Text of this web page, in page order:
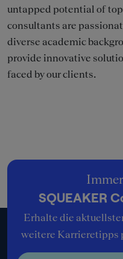
untapped potential of
consultants are
diverse academic
provide innovative
faced by our clients.
SQUEAKER
Erhalte die
weitere Karrieretipps